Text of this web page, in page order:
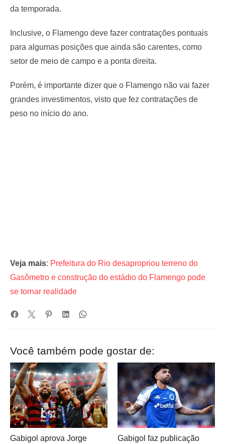
da temporada.
Inclusive, o Flamengo deve fazer contratações pontuais
para algumas posições que ainda são carentes, como
setor de meio de campo e a ponta direita.
Porém, é importante dizer que o Flamengo não vai fazer
grandes investimentos, visto que fez contratações de
peso no início do ano.
Veja mais: Prefeitura do Rio desapropriou terreno do
Gasômetro e construção do estádio do Flamengo pode
se tornar realidade
Você também pode gostar de:
Gabigol aprova Jorge
Gabigol faz publicação